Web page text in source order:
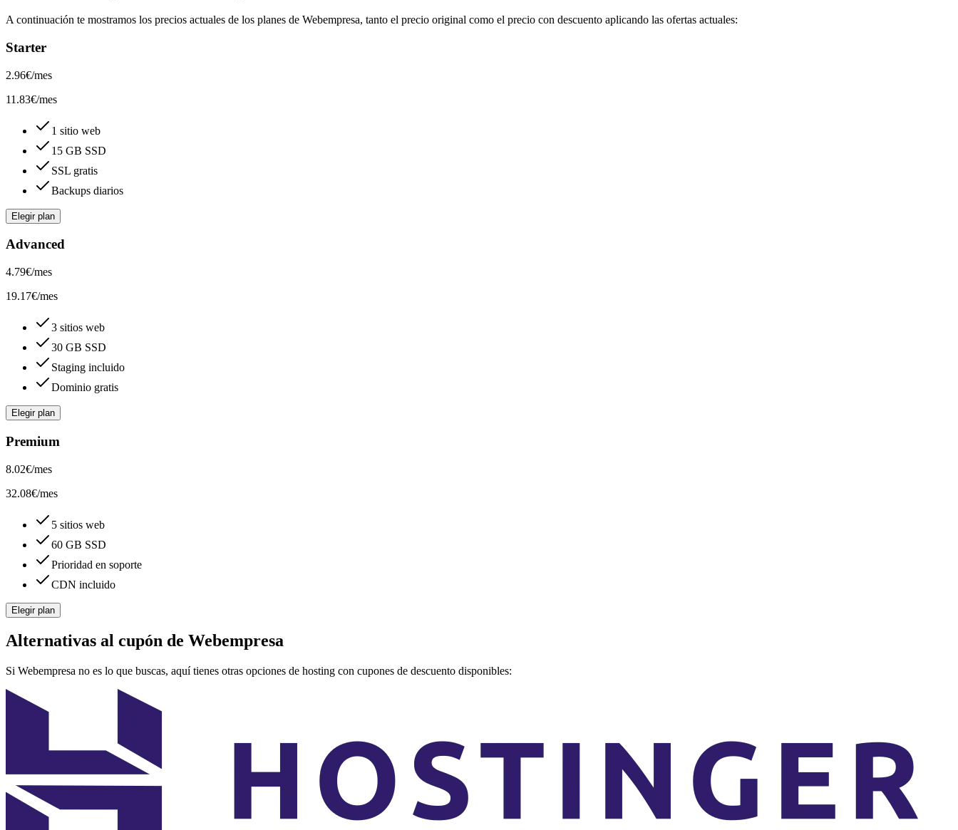
A continuación te mostramos los precios actuales de los planes de Webempresa, tanto el precio original como el precio con descuento aplicando las ofertas actuales:
Starter
2.96€/mes
11.83€/mes
1 sitio web
15 GB SSD
SSL gratis
Backups diarios
Elegir plan
Advanced
4.79€/mes
19.17€/mes
3 sitios web
30 GB SSD
Staging incluido
Dominio gratis
Elegir plan
Premium
8.02€/mes
32.08€/mes
5 sitios web
60 GB SSD
Prioridad en soporte
CDN incluido
Elegir plan
Alternativas al cupón de Webempresa
Si Webempresa no es lo que buscas, aquí tienes otras opciones de hosting con cupones de descuento disponibles: